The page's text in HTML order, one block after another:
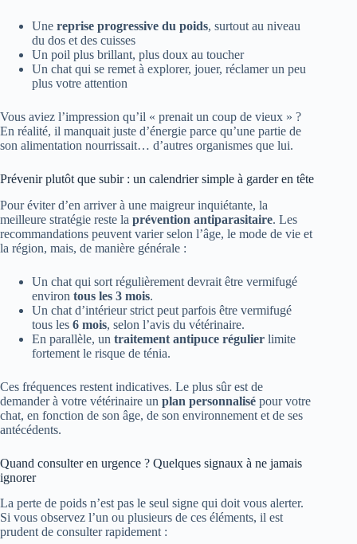
Une reprise progressive du poids, surtout au niveau
du dos et des cuisses
Un poil plus brillant, plus doux au toucher
Un chat qui se remet à explorer, jouer, réclamer un peu
plus votre attention
Vous aviez l’impression qu’il « prenait un coup de vieux » ?
En réalité, il manquait juste d’énergie parce qu’une partie de
son alimentation nourrissait… d’autres organismes que lui.
Prévenir plutôt que subir : un calendrier simple à garder en tête
Pour éviter d’en arriver à une maigreur inquiétante, la
meilleure stratégie reste la prévention antiparasitaire. Les
recommandations peuvent varier selon l’âge, le mode de vie et
la région, mais, de manière générale :
Un chat qui sort régulièrement devrait être vermifugé
environ tous les 3 mois.
Un chat d’intérieur strict peut parfois être vermifugé
tous les 6 mois, selon l’avis du vétérinaire.
En parallèle, un traitement antipuce régulier limite
fortement le risque de ténia.
Ces fréquences restent indicatives. Le plus sûr est de
demander à votre vétérinaire un plan personnalisé pour votre
chat, en fonction de son âge, de son environnement et de ses
antécédents.
Quand consulter en urgence ? Quelques signaux à ne jamais
ignorer
La perte de poids n’est pas le seul signe qui doit vous alerter.
Si vous observez l’un ou plusieurs de ces éléments, il est
prudent de consulter rapidement :